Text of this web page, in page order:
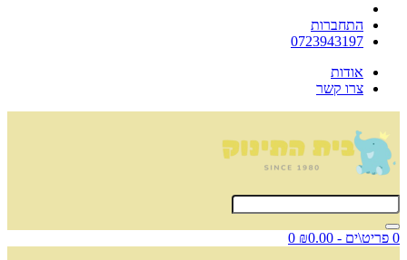
התחברות
0723943197
אודות
צרו קשר
0 פריט\ים - ₪0.00 0